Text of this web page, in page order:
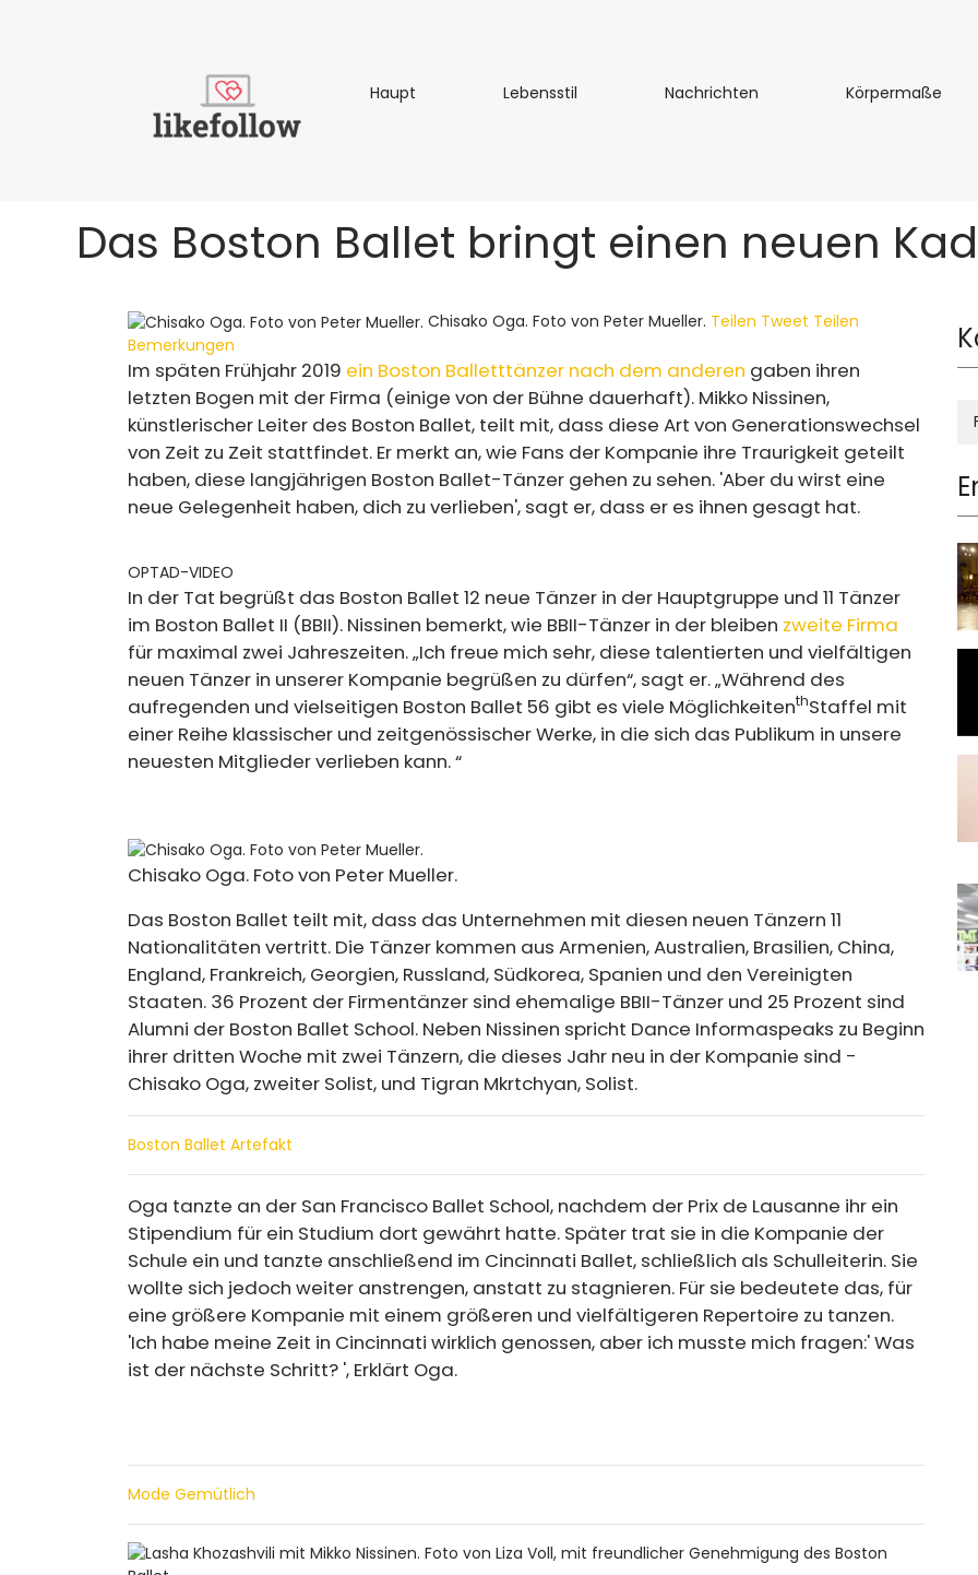
Haupt Lebensstil Nachrichten NachrichtenKörpermaße
Das Boston Ballet bringt einen neuen
Chisako Oga. Foto von Peter Mueller. Teilen Tweet Teilen
Bemerkungen
Im späten Frühjahr 2019 ein Boston Balletttänzer nach dem anderen gaben ihren
letzten Bogen mit der Firma (einige von der Bühne dauerhaft). Mikko Nissinen,
künstlerischer Leiter des Boston Ballet, teilt mit, dass diese Art von Generationswechsel
von Zeit zu Zeit stattfindet. Er merkt an, wie Fans der Kompanie ihre Traurigkeit geteilt
haben, diese langjährigen Boston Ballet-Tänzer gehen zu sehen. 'Aber du wirst eine
neue Gelegenheit haben, dich zu verlieben', sagt er, dass er es ihnen gesagt hat.
OPTAD-VIDEO
In der Tat begrüßt das Boston Ballet 12 neue Tänzer in der Hauptgruppe und 11 Tänzer
im Boston Ballet II (BBII). Nissinen bemerkt, wie BBII-Tänzer in der bleiben zweite Firma
für maximal zwei Jahreszeiten. „Ich freue mich sehr, diese talentierten und vielfältigen
neuen Tänzer in unserer Kompanie begrüßen zu dürfen“, sagt er. „Während des
aufregenden und vielseitigen Boston Ballet 56 gibt es viele MöglichkeitenthStaffel mit
einer Reihe klassischer und zeitgenössischer Werke, in die sich das Publikum in unsere
neuesten Mitglieder verlieben kann. “
Chisako Oga. Foto von Peter Mueller.
Das Boston Ballet teilt mit, dass das Unternehmen mit diesen neuen Tänzern 11
Nationalitäten vertritt. Die Tänzer kommen aus Armenien, Australien, Brasilien, China,
England, Frankreich, Georgien, Russland, Südkorea, Spanien und den Vereinigten
Staaten. 36 Prozent der Firmentänzer sind ehemalige BBII-Tänzer und 25 Prozent sind
Alumni der Boston Ballet School. Neben Nissinen spricht Dance Informaspeaks zu Beginn
ihrer dritten Woche mit zwei Tänzern, die dieses Jahr neu in der Kompanie sind -
Chisako Oga, zweiter Solist, und Tigran Mkrtchyan, Solist.
Boston Ballet Artefakt
Oga tanzte an der San Francisco Ballet School, nachdem der Prix de Lausanne ihr ein
Stipendium für ein Studium dort gewährt hatte. Später trat sie in die Kompanie der
Schule ein und tanzte anschließend im Cincinnati Ballet, schließlich als Schulleiterin. Sie
wollte sich jedoch weiter anstrengen, anstatt zu stagnieren. Für sie bedeutete das, für
eine größere Kompanie mit einem größeren und vielfältigeren Repertoire zu tanzen.
'Ich habe meine Zeit in Cincinnati wirklich genossen, aber ich musste mich fragen:' Was
ist der nächste Schritt? ', Erklärt Oga.
Mode Gemütlich